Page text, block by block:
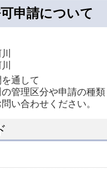
申請について
を通して
の管理区分や申請の種
い合わせください。